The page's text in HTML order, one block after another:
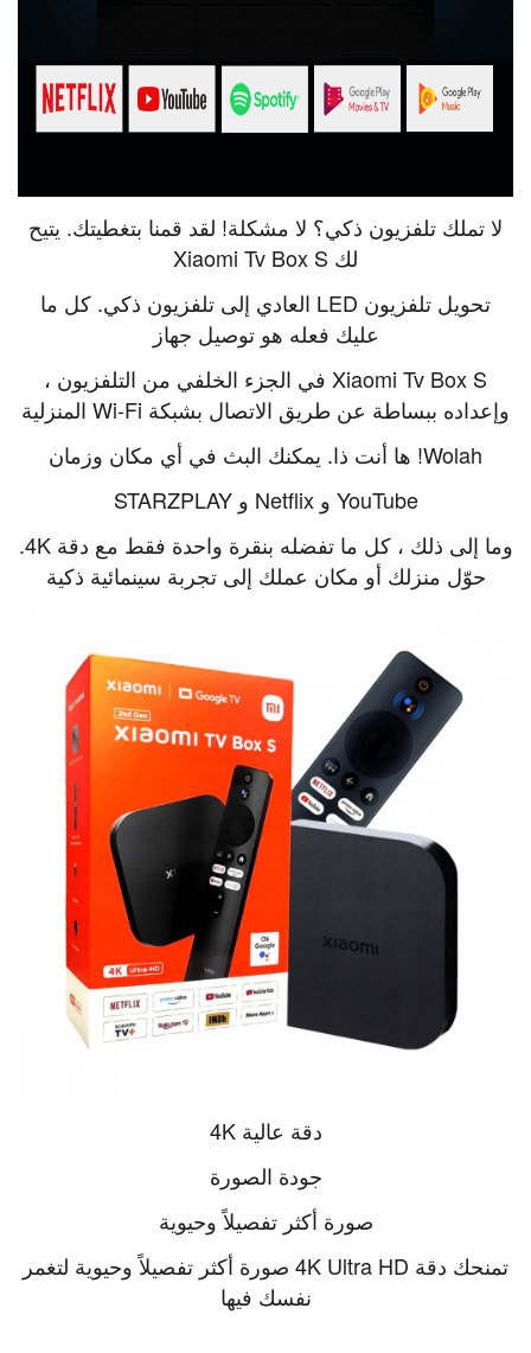
لا تملك تلفزيون ذكي؟ لا مشكلة! لقد قمنا بتغطيتك. يتيح
لك Xiaomi Tv Box S
تحويل تلفزيون LED العادي إلى تلفزيون ذكي. كل ما
عليك فعله هو توصيل جهاز
Xiaomi Tv Box S في الجزء الخلفي من التلفزيون ،
وإعداده ببساطة عن طريق الاتصال بشبكة Wi-Fi المنزلية
Wolah! ها أنت ذا. يمكنك البث في أي مكان وزمان
YouTube و Netflix و STARZPLAY
وما إلى ذلك ، كل ما تفضله بنقرة واحدة فقط مع دقة 4K.
حوّل منزلك أو مكان عملك إلى تجربة سينمائية ذكية
دقة عالية 4K
جودة الصورة
صورة أكثر تفصيلاً وحيوية
تمنحك دقة 4K Ultra HD صورة أكثر تفصيلاً وحيوية لتغمر
نفسك فيها